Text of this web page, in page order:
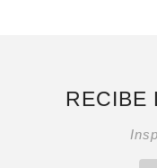
RECIBE